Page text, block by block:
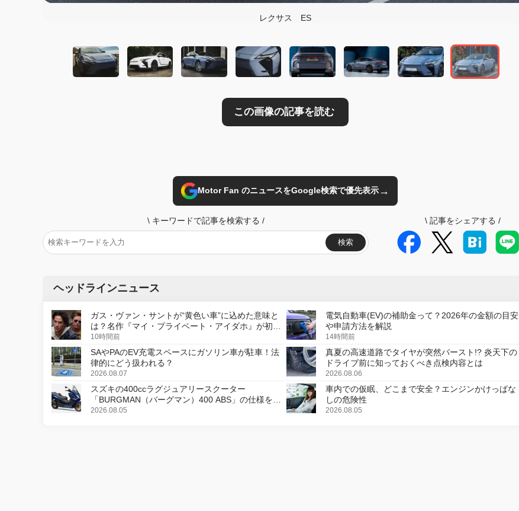
レクサス ES
この画像の記事を読む
Motor Fan のニュースをGoogle検索で優先表示→
\ キーワードで記事を検索する /
検索
\ 記事をシェアする /
ヘッドラインニュース
ガス・ヴァン・サントが“黄色い車”に込めた意味と
は？名作『マイ・プライベート・アイダホ』が初の
デジタルリマスター版で復活
10時間前
電気自動車(EV)の補助金って？2026年の金額の目安
や申請方法を解説
14時間前
SAやPAのEV充電スペースにガソリン車が駐車！法
律的にどう扱われる？
2026.08.07
真夏の高速道路でタイヤが突然バースト!? 炎天下の
ドライブ前に知っておくべき点検内容とは
2026.08.06
スズキの400ccラグジュアリースクーター
「BURGMAN（バーグマン）400 ABS」の仕様を変
更し、8月18日に発売
2026.08.05
車内での仮眠、どこまで安全？エンジンかけっぱな
しの危険性
2026.08.05